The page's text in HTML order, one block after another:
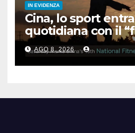
IN EVIDENZA
Cina, lo sport
quotidiana con il
minuti”
AGO 8, 2026